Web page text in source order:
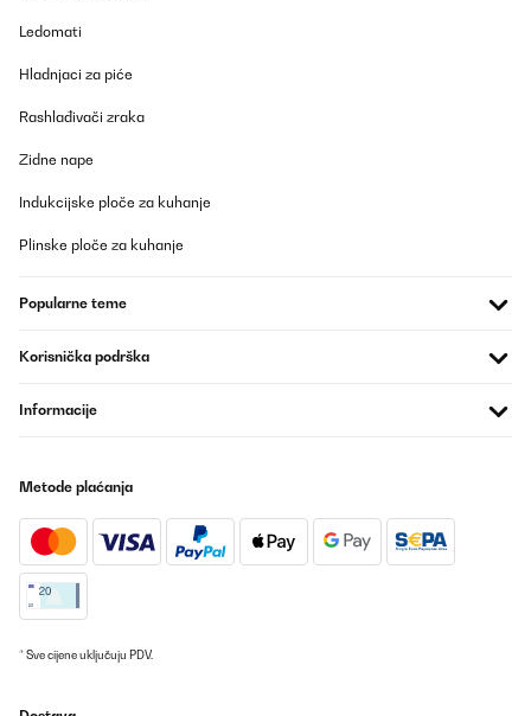
Ledomati
Hladnjaci za piće
Rashlađivači zraka
Zidne nape
Indukcijske ploče za kuhanje
Plinske ploče za kuhanje
Popularne teme
Korisnička podrška
Informacije
Metode plaćanja
* Sve cijene uključuju PDV.